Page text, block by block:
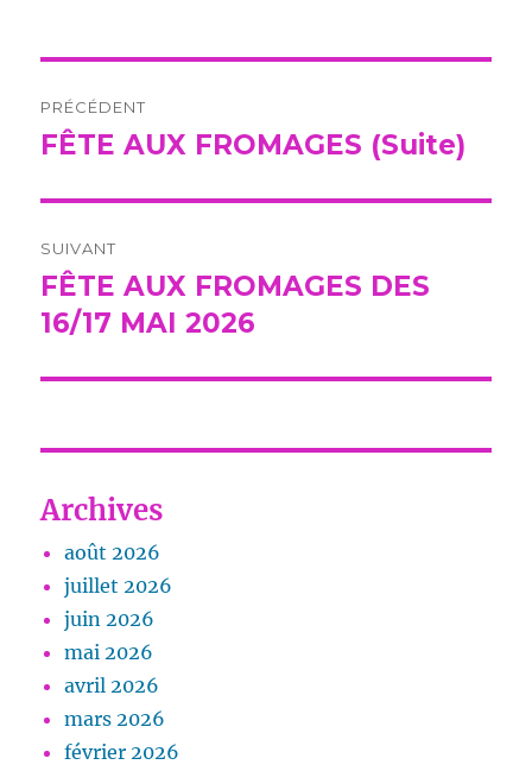
de
PRÉCÉDENT
Publication
FÊTE AUX FROMAGES (Suite)
SUIVANT
Publication
suivante :
FÊTE AUX FROMAGES DES
16/17 MAI 2026
Archives
août 2026
juillet 2026
juin 2026
mai 2026
avril 2026
mars 2026
février 2026